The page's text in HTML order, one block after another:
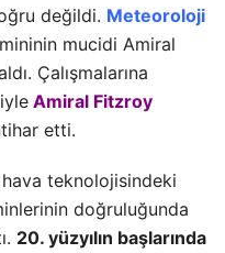
değildi. Meteoroloji
mucidi Amiral
Çalışmalarına
Amiral Fitzroy
etti.
teknolojisindeki
doğruluğunda
20. yüzyılın başlarında